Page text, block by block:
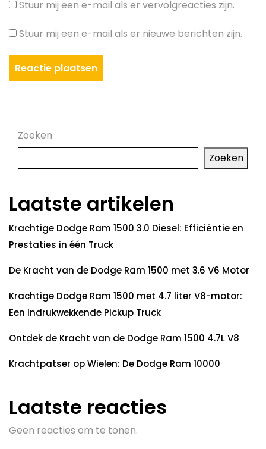
Stuur mij een e-mail als er vervolgreacties zijn.
Stuur mij een e-mail als er nieuwe berichten zijn.
Zoeken
Zoeken
Laatste artikelen
Krachtige Dodge Ram 1500 3.0 Diesel: Efficiëntie en
Prestaties in één Truck
De Kracht van de Dodge Ram 1500 met 3.6 V6 Motor
Krachtige Dodge Ram 1500 met 4.7 liter V8-motor:
Een Indrukwekkende Pickup Truck
Ontdek de Kracht van de Dodge Ram 1500 4.7L V8
Krachtpatser op Wielen: De Dodge Ram 10000
Laatste reacties
Geen reacties om te tonen.